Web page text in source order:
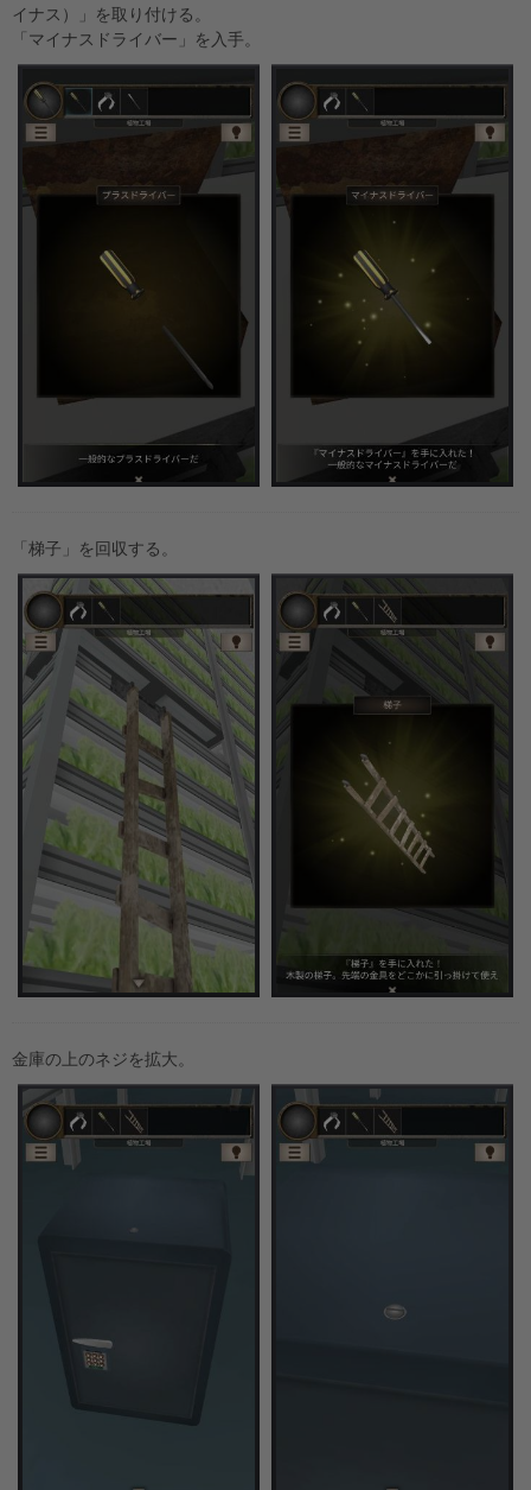
イナス）」を取り付ける。
「マイナスドライバー」を入手。
「梯子」を回収する。
金庫の上のネジを拡大。